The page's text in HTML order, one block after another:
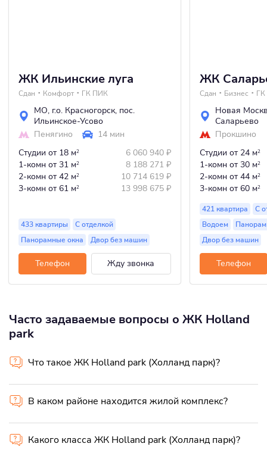
ЖК Ильинские луга
Сдан Комфорт ГК ПИК
МО, г.о. Красногорск, пос.
Ильинское-Усово
Пенягино
14 мин
Студии от 18 м2 6 060 940 ₽
1-комн от 31 м2 8 188 271 ₽
2-комн от 42 м2 10 714 619 ₽
3-комн от 61 м2 13 998 675 ₽
433 квартиры
С отделкой
Панорамные окна
Двор без машин
Телефон Жду звонка
ЖК
Сдан Бизнес
Новая
Саларьево
Прокшино
Студии от 24 м2
1-комн от 30 м2
2-комн от 44 м2
3-комн от 60 м2
421 квартира
С
Водоем
Двор без машин
Телефон
Часто задаваемые вопросы о ЖК Holland
park
Что такое ЖК Holland park (Холланд парк)?
В каком районе находится жилой комплекс?
Какого класса ЖК Holland park (Холланд парк)?